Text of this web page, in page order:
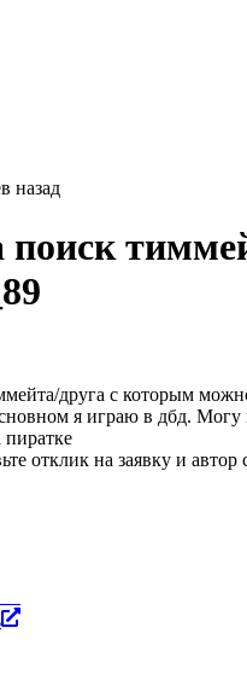
назад
поиск
друга с которым
я играю в дбд. Могу
отклик на заявку и автор